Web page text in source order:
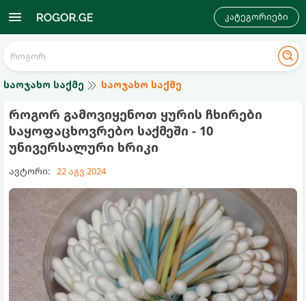
კატეგორიები
საოჯახო საქმე საოჯახო საქმე
როგორ გამოვიყენოთ ყურის ჩხირები
საყოფაცხოვრებო საქმეში - 10
უნივერსალური ხრიკი
ავტორი: 22 აგვ 2024